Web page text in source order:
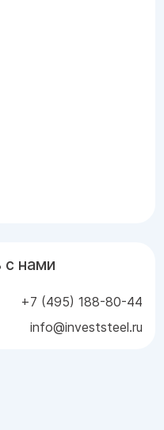
с нами
+7 (495) 188-80-44
info@investsteel.ru